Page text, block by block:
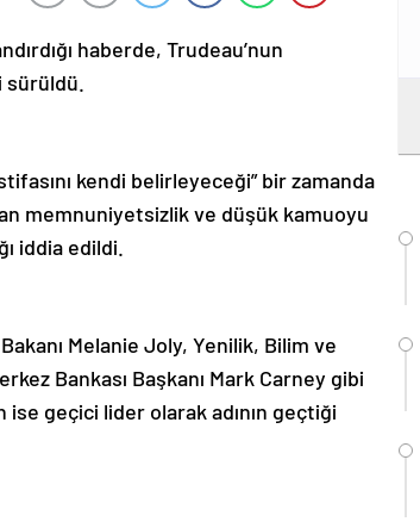
haberde, Trudeau’nun
sürüldü.
kendi belirleyeceği” bir zamanda
memnuniyetsizlik ve düşük kamuoyu
iddia edildi.
Melanie Joly, Yenilik, Bilim ve
Bankası Başkanı Mark Carney gibi
ise geçici lider olarak adının geçtiği